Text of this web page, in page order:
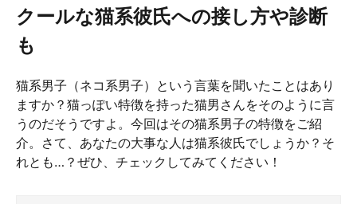
クールな猫系彼氏への接し方や診断
も
猫系男子（ネコ系男子）という言葉を聞いたことはあり
ますか？猫っぽい特徴を持った猫男さんをそのように言
うのだそうですよ。今回はその猫系男子の特徴をご紹
介。さて、あなたの大事な人は猫系彼氏でしょうか？そ
れとも…？ぜひ、チェックしてみてください！